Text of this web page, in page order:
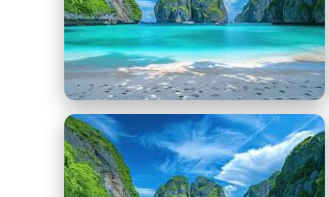
images - Copia (2).jpg